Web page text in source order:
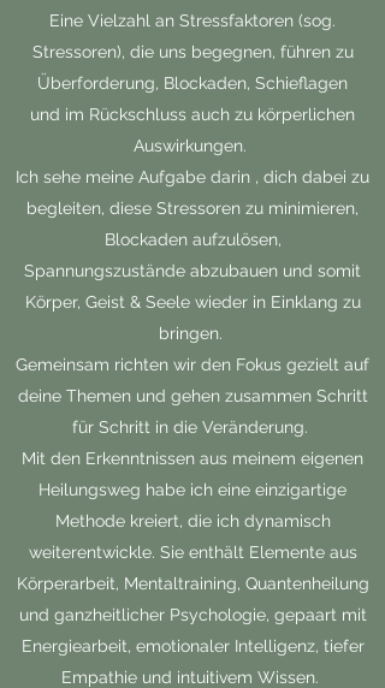
Eine Vielzahl an Stressfaktoren (sog.
Stressoren), die uns begegnen, führen zu
Überforderung, Blockaden, Schieflagen
und im Rückschluss auch zu körperlichen
Auswirkungen.
Ich sehe meine Aufgabe darin , dich dabei zu
begleiten, diese Stressoren zu minimieren,
Blockaden aufzulösen,
Spannungszustände abzubauen und somit
Körper, Geist & Seele wieder in Einklang zu
bringen.
Gemeinsam richten wir den Fokus gezielt auf
deine Themen und gehen zusammen Schritt
für Schritt in die Veränderung.
Mit den Erkenntnissen aus meinem eigenen
Heilungsweg habe ich eine einzigartige
Methode kreiert, die ich dynamisch
weiterentwickle. Sie enthält Elemente aus
Körperarbeit, Mentaltraining, Quantenheilung
und ganzheitlicher Psychologie, gepaart mit
Energiearbeit, emotionaler Intelligenz, tiefer
Empathie und intuitivem Wissen.